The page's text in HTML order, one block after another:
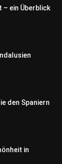
– ein Überblick
den Spaniern
in